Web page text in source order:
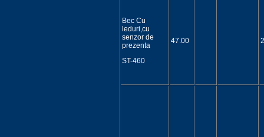
Bec Cu
leduri,cu
senzor de
prezenta
ST-460
47.00